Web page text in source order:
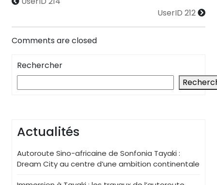
UserID 212
Comments are closed
Rechercher
Actualités
Autoroute Sino-africaine de Sonfonia Tayaki :
Dream City au centre d’une ambition continentale